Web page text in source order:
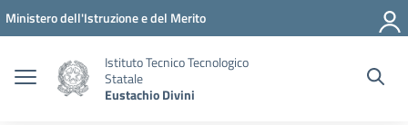
Vai ai contenuti
Vai al menu di navigazione
Vai al footer
Ministero dell'Istruzione e del Merito
Istituto Tecnico Tecnologico
Statale
Eustachio Divini